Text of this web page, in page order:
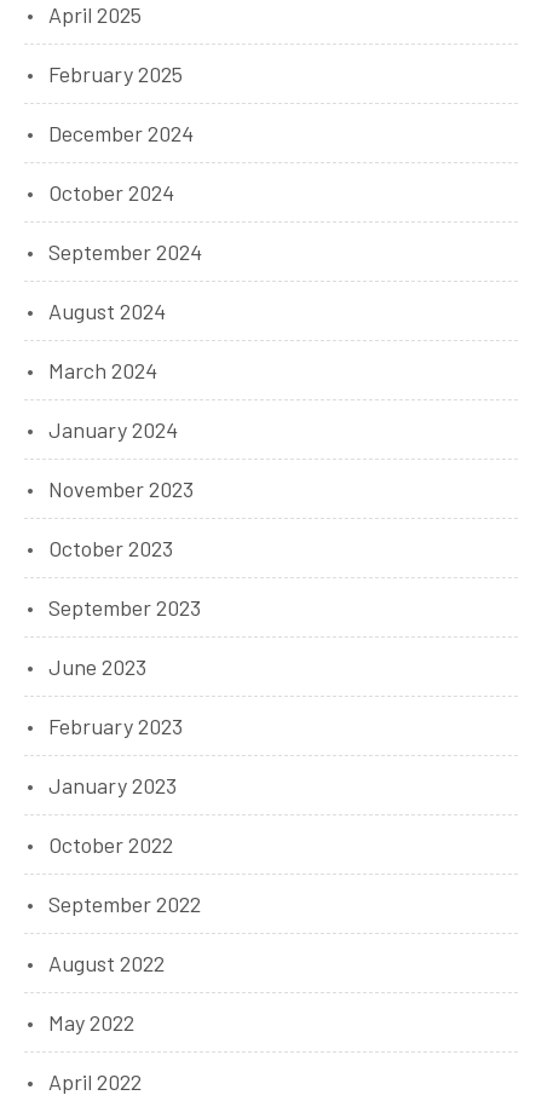
April 2025
February 2025
December 2024
October 2024
September 2024
August 2024
March 2024
January 2024
November 2023
October 2023
September 2023
June 2023
February 2023
January 2023
October 2022
September 2022
August 2022
May 2022
April 2022